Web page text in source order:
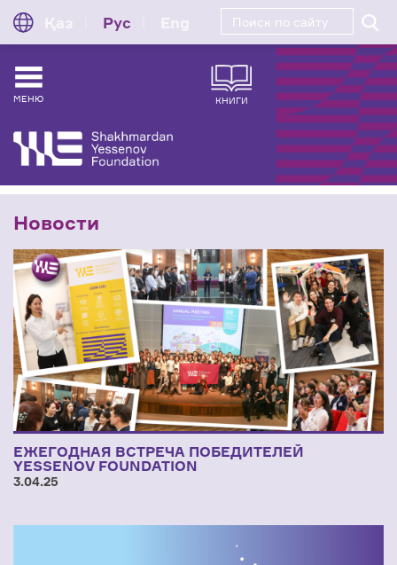
Рус
МЕНЮ КНИГИ
Новости
ЕЖЕГОДНАЯ ВСТРЕЧА ПОБЕДИТЕЛЕЙ
YESSENOV FOUNDATION
3.04.25